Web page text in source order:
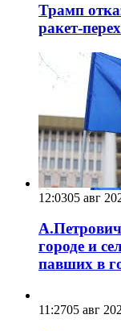
Трамп
ракет-
12:0305 авг
городе и
павших в
11:2705 авг